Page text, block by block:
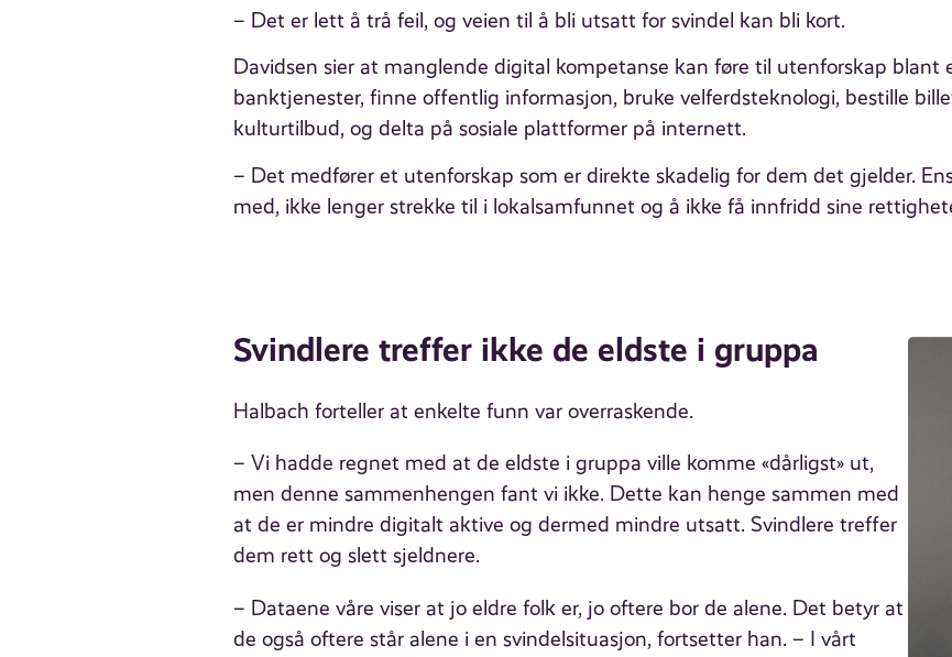
– Det er lett å trå feil, og veien til å bli utsatt for svindel kan bli kort.
Davidsen sier at manglende digital kompetanse kan føre til utenforskap blant
banktjenester, finne offentlig informasjon, bruke velferdsteknologi, bestille
kulturtilbud, og delta på sosiale plattformer på internett.
– Det medfører et utenforskap som er direkte skadelig for dem det gjelder.
med, ikke lenger strekke til i lokalsamfunnet og å ikke få innfridd sine
Svindlere treffer ikke de eldste i gruppa
Halbach forteller at enkelte funn var overraskende.
– Vi hadde regnet med at de eldste i gruppa ville komme «dårligst» ut,
men denne sammenhengen fant vi ikke. Dette kan henge sammen med
at de er mindre digitalt aktive og dermed mindre utsatt. Svindlere treffer
dem rett og slett sjeldnere.
– Dataene våre viser at jo eldre folk er, jo oftere bor de alene. Det betyr at
de også oftere står alene i en svindelsituasjon, fortsetter han. – I vårt